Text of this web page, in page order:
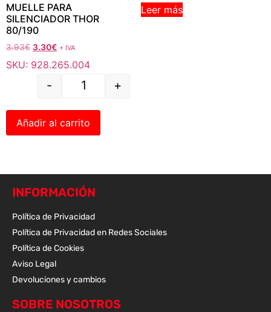
MUELLE PARA
SILENCIADOR THOR
80/190
3.93€ 3.30€ + IVA
SKU: 928.265.004
- +
Añadir al carrito
Leer más
INFORMACIÓN
Política de Privacidad
Política de Privacidad en Redes Sociales
Política de Cookies
Aviso Legal
Devoluciones y cambios
SOBRE NOSOTROS